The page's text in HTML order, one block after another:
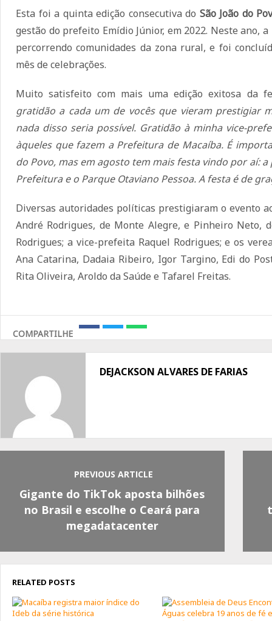
Esta foi a quinta edição consecutiva do São João do
gestão do prefeito Emídio Júnior, em 2022. Neste ano,
percorrendo comunidades da zona rural, e foi
mês de celebrações.
Muito satisfeito com mais uma edição exitosa da
gratidão a cada um de vocês que vieram prestigiar
nada disso seria possível. Gratidão à minha vice-
àqueles que fazem a Prefeitura de Macaíba. É
do Povo, mas em agosto tem mais festa vindo por aí:
Prefeitura e o Parque Otaviano Pessoa. A festa é de
Diversas autoridades políticas prestigiaram o evento
André Rodrigues, de Monte Alegre, e Pinheiro Neto,
Rodrigues; a vice-prefeita Raquel Rodrigues; e os
Ana Catarina, Dadaia Ribeiro, Igor Targino, Edi do
Rita Oliveira, Aroldo da Saúde e Tafarel Freitas.
COMPARTILHE
on
Facebook
on
Twitter
on
Whatsapp
DEJACKSON ALVARES DE FARIAS
PREVIOUS ARTICLE
Gigante do TikTok aposta bilhões
no Brasil e escolhe o Ceará para
megadatacenter
RELATED POSTS